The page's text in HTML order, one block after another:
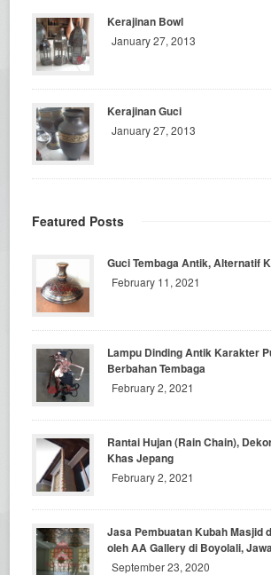
Kerajinan Bowl
January 27, 2013
Kerajinan Guci
January 27, 2013
Featured Posts
Guci Tembaga Antik, Alternatif
February 11, 2021
Lampu Dinding Antik Karakter
Berbahan Tembaga
February 2, 2021
Rantai Hujan (Rain Chain),
Khas Jepang
February 2, 2021
Jasa Pembuatan Kubah Masjid
oleh AA Gallery di Boyolali,
September 23, 2020